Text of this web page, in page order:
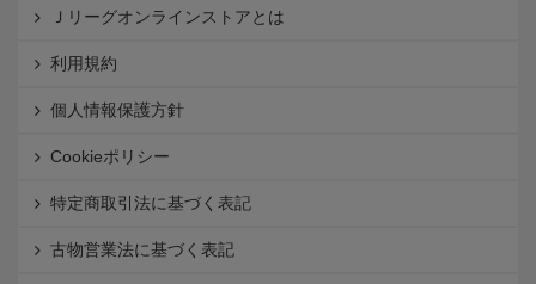
Ｊリーグオンラインストアとは
利用規約
個人情報保護方針
Cookieポリシー
特定商取引法に基づく表記
古物営業法に基づく表記